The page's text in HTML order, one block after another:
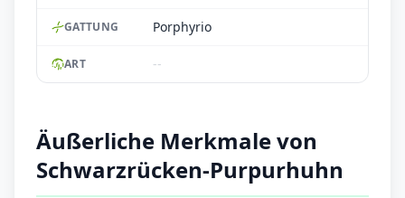
GATTUNG Porphyrio
ART --
Äußerliche Merkmale von
Schwarzrücken-Purpurhuhn